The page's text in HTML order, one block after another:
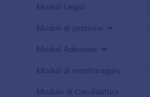
Moduli Legali
Moduli di gestione
Moduli Adesione
Moduli di monitoraggio
Modulo di Candidatura